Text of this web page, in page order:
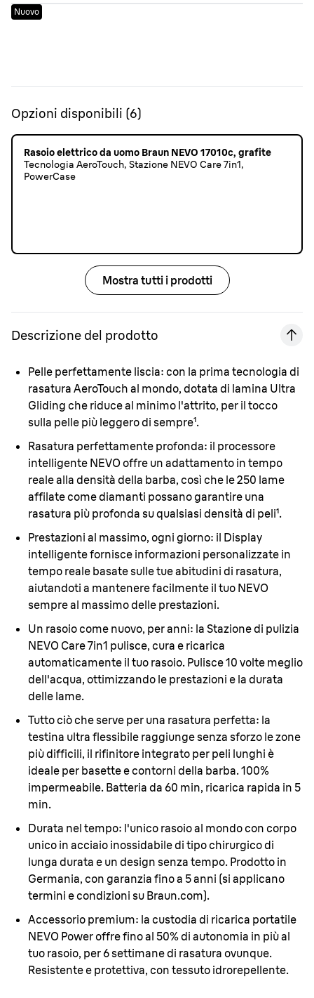
Nuovo
Opzioni disponibili (6)
Rasoio elettrico da uomo Braun NEVO 17010c, grafite
Tecnologia AeroTouch, Stazione NEVO Care 7in1,
PowerCase
Mostra tutti i prodotti
Descrizione del prodotto
Pelle perfettamente liscia: con la prima tecnologia di
rasatura AeroTouch al mondo, dotata di lamina Ultra
Gliding che riduce al minimo l'attrito, per il tocco
sulla pelle più leggero di sempre¹.
Rasatura perfettamente profonda: il processore
intelligente NEVO offre un adattamento in tempo
reale alla densità della barba, così che le 250 lame
affilate come diamanti possano garantire una
rasatura più profonda su qualsiasi densità di peli¹.
Prestazioni al massimo, ogni giorno: il Display
intelligente fornisce informazioni personalizzate in
tempo reale basate sulle tue abitudini di rasatura,
aiutandoti a mantenere facilmente il tuo NEVO
sempre al massimo delle prestazioni.
Un rasoio come nuovo, per anni: la Stazione di pulizia
NEVO Care 7in1 pulisce, cura e ricarica
automaticamente il tuo rasoio. Pulisce 10 volte meglio
dell'acqua, ottimizzando le prestazioni e la durata
delle lame.
Tutto ciò che serve per una rasatura perfetta: la
testina ultra flessibile raggiunge senza sforzo le zone
più difficili, il rifinitore integrato per peli lunghi è
ideale per basette e contorni della barba. 100%
impermeabile. Batteria da 60 min, ricarica rapida in 5
min.
Durata nel tempo: l'unico rasoio al mondo con corpo
unico in acciaio inossidabile di tipo chirurgico di
lunga durata e un design senza tempo. Prodotto in
Germania, con garanzia fino a 5 anni (si applicano
termini e condizioni su Braun.com).
Accessorio premium: la custodia di ricarica portatile
NEVO Power offre fino al 50% di autonomia in più al
tuo rasoio, per 6 settimane di rasatura ovunque.
Resistente e protettiva, con tessuto idrorepellente.